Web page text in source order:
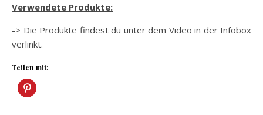
Verwendete Produkte:
-> Die Produkte findest du unter dem Video in der Infobox
verlinkt.
Teilen mit: